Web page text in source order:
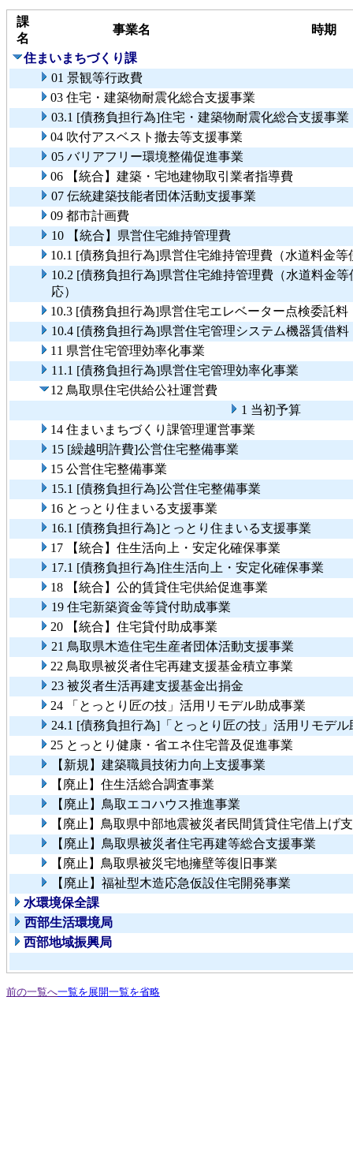
課
名
事業名 時期
住まいまちづくり課
01 景観等行政費
03 住宅・建築物耐震化総合支援事業
03.1 [債務負担行為]住宅・建築物耐震化総合支援事業
04 吹付アスベスト撤去等支援事業
05 バリアフリー環境整備促進事業
06 【統合】建築・宅地建物取引業者指導費
07 伝統建築技能者団体活動支援事業
09 都市計画費
10 【統合】県営住宅維持管理費
10.1 [債務負担行為]県営住宅維持管理費（水道料金
10.2 [債務負担行為]県営住宅維持管理費（水道料金
応）
10.3 [債務負担行為]県営住宅エレベーター点検委託料
10.4 [債務負担行為]県営住宅管理システム機器賃借
11 県営住宅管理効率化事業
11.1 [債務負担行為]県営住宅管理効率化事業
12 鳥取県住宅供給公社運営費
1 当初予算
14 住まいまちづくり課管理運営事業
15 [繰越明許費]公営住宅整備事業
15 公営住宅整備事業
15.1 [債務負担行為]公営住宅整備事業
16 とっとり住まいる支援事業
16.1 [債務負担行為]とっとり住まいる支援事業
17 【統合】住生活向上・安定化確保事業
17.1 [債務負担行為]住生活向上・安定化確保事業
18 【統合】公的賃貸住宅供給促進事業
19 住宅新築資金等貸付助成事業
20 【統合】住宅貸付助成事業
21 鳥取県木造住宅生産者団体活動支援事業
22 鳥取県被災者住宅再建支援基金積立事業
23 被災者生活再建支援基金出捐金
24 「とっとり匠の技」活用リモデル助成事業
24.1 [債務負担行為]「とっとり匠の技」活用リモデル
25 とっとり健康・省エネ住宅普及促進事業
【新規】建築職員技術力向上支援事業
【廃止】住生活総合調査事業
【廃止】鳥取エコハウス推進事業
【廃止】鳥取県中部地震被災者民間賃貸住宅借上げ
【廃止】鳥取県被災者住宅再建等総合支援事業
【廃止】鳥取県被災宅地擁壁等復旧事業
【廃止】福祉型木造応急仮設住宅開発事業
水環境保全課
西部生活環境局
西部地域振興局
前の一覧へ一覧を展開一覧を省略